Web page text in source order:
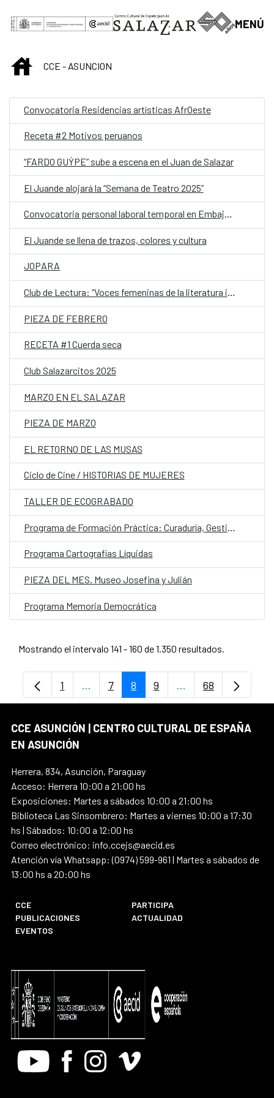
Saltar al contenido principal
MENÚ
INICIOCCE - ASUNCION
Convocatoria Residencias artísticas AfrOeste
Receta #2 Motivos peruanos
“FARDO GUÝPE” sube a escena en el Juan de Salazar
El Juande alojará la “Semana de Teatro 2025”
Convocatoria personal laboral temporal en Embajada de España en Asunción (Paraguay) con la categoría de Auxiliar
El Juande se llena de trazos, colores y cultura
JOPARA
Club de Lectura: “Voces femeninas de la literatura iberoamericana contemporánea”
PIEZA DE FEBRERO
RECETA #1 Cuerda seca
Club Salazarcitos 2025
MARZO EN EL SALAZAR
PIEZA DE MARZO
EL RETORNO DE LAS MUSAS
Ciclo de Cine / HISTORIAS DE MUJERES
TALLER DE ECOGRABADO
Programa Cartografías Líquidas
PIEZA DEL MES. Museo Josefina y Julián
Programa Memoria Democrática
Mostrando el intervalo 141 - 160 de 1.350 resultados.
Página
1 ...Páginas intermedias Use TAB para
Página
7 Página
8 Página
9 ...PáginasPágina
68
CCE ASUNCIÓN | CENTRO CULTURAL DE ESPAÑA
EN ASUNCIÓN
Herrera, 834, Asunción, Paraguay
Acceso: Herrera 10:00 a 21:00 hs
Exposiciones: Martes a sábados 10:00 a 21:00 hs
Biblioteca Las Sinsombrero: Martes a viernes 10:00 a 17:30
hs | Sábados: 10:00 a 12:00 hs
Correo electrónico: info.ccejs@aecid.es
Atención vía Whatsapp: (0974) 599-961 | Martes a sábados de
13:00 hs a 20:00 hs
CCE
PARTICIPA
PUBLICACIONES
ACTUALIDAD
EVENTOS
Youtube FacebookInstagram
Vimeo